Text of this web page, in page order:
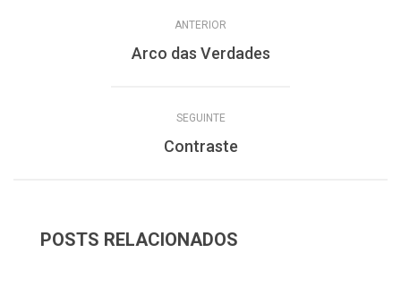
ANTERIOR
Arco das Verdades
SEGUINTE
Contraste
POSTS RELACIONADOS